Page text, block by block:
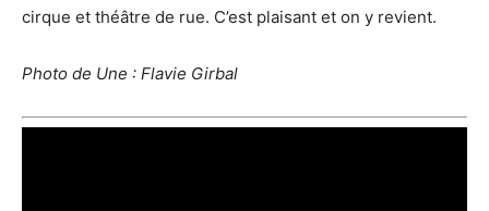
cirque et théâtre de rue. C’est plaisant et on y revient.
Photo de Une : Flavie Girbal